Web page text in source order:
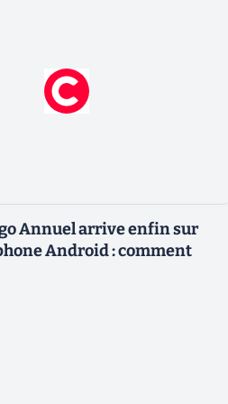
Annuel arrive enfin sur
Android : comment